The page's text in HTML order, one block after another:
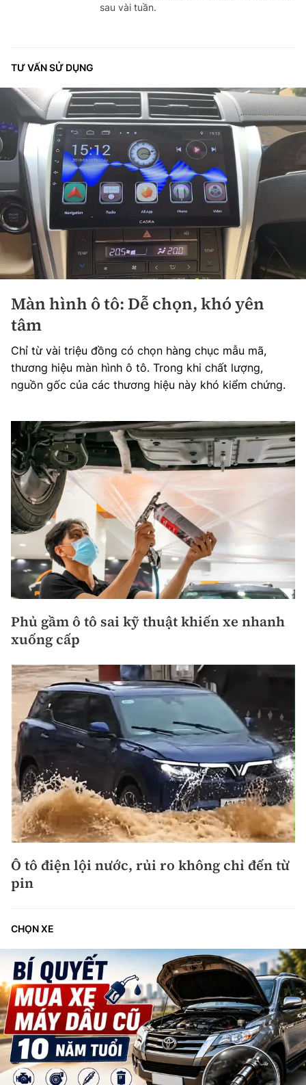
sau vài tuần.
TƯ VẤN SỬ DỤNG
Màn hình ô tô: Dễ chọn, khó yên
tâm
Chỉ từ vài triệu đồng có chọn hàng chục mẫu mã,
thương hiệu màn hình ô tô. Trong khi chất lượng,
nguồn gốc của các thương hiệu này khó kiểm chứng.
Phủ gầm ô tô sai kỹ thuật khiến xe nhanh
xuống cấp
Ô tô điện lội nước, rủi ro không chỉ đến từ
pin
CHỌN XE